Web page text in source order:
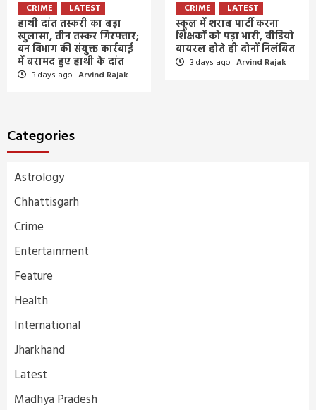
CRIME
LATEST
हाथी दांत तस्करी का बड़ा
खुलासा, तीन तस्कर गिरफ्तार;
वन विभाग की संयुक्त कार्रवाई
में बरामद हुए हाथी के दांत
3 days ago Arvind Rajak
CRIME
LATEST
स्कूल में शराब पार्टी करना
शिक्षकों को पड़ा भारी, वीडियो
वायरल होते ही दोनों निलंबित
3 days ago Arvind Rajak
Categories
Astrology
Chhattisgarh
Crime
Entertainment
Feature
Health
International
Jharkhand
Latest
Madhya Pradesh